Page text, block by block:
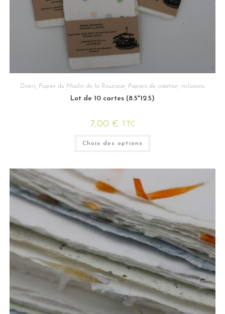
Divers Papier du Moulin de la Rouzique Papiers de création, inclusions.
Lot de 10 cartes (8.5*12.5)
7,00 € TTC
Choix des options